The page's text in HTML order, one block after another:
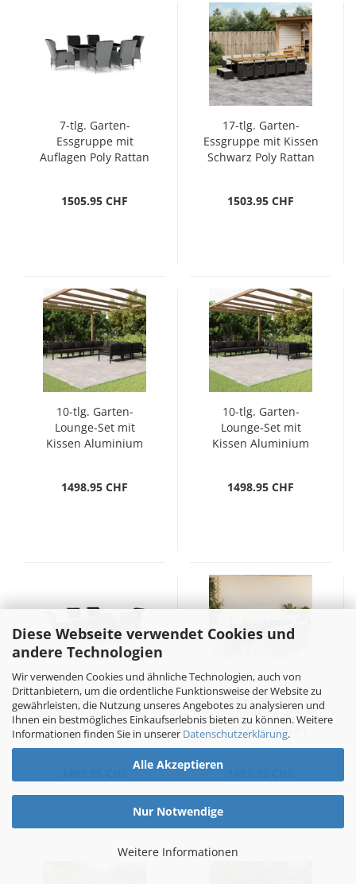
Diese Webseite verwendet Cookies und
andere Technologien
Wir verwenden Cookies und ähnliche Technologien, auch von
Drittanbietern, um die ordentliche Funktionsweise der Website zu
gewährleisten, die Nutzung unseres Angebotes zu analysieren und
Ihnen ein bestmögliches Einkaufserlebnis bieten zu können. Weitere
Informationen finden Sie in unserer Datenschutzerklärung.
Alle Akzeptieren
Nur Notwendige
Weitere Informationen
7-tlg. Garten-
Essgruppe mit
Auflagen Poly Rattan
1505.95 CHF
17-tlg. Garten-
Essgruppe mit Kissen
Schwarz Poly Rattan
1503.95 CHF
10-tlg. Garten-
Lounge-Set mit
Kissen Aluminium
1498.95 CHF
10-tlg. Garten-
Lounge-Set mit
Kissen Aluminium
1498.95 CHF
7-tlg. Garten-
Essgruppe mit
Auflagen Poly Rattan
Braun
9-tlg. Garten-
Essgruppe mit Kissen
Beige Poly Rattan